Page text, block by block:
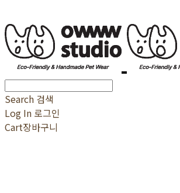
Search 검색
Log In 로그인
Cart장바구니